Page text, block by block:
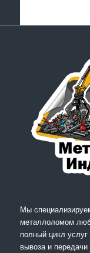
Мы
металлоломом
полный цикл
вывоза и